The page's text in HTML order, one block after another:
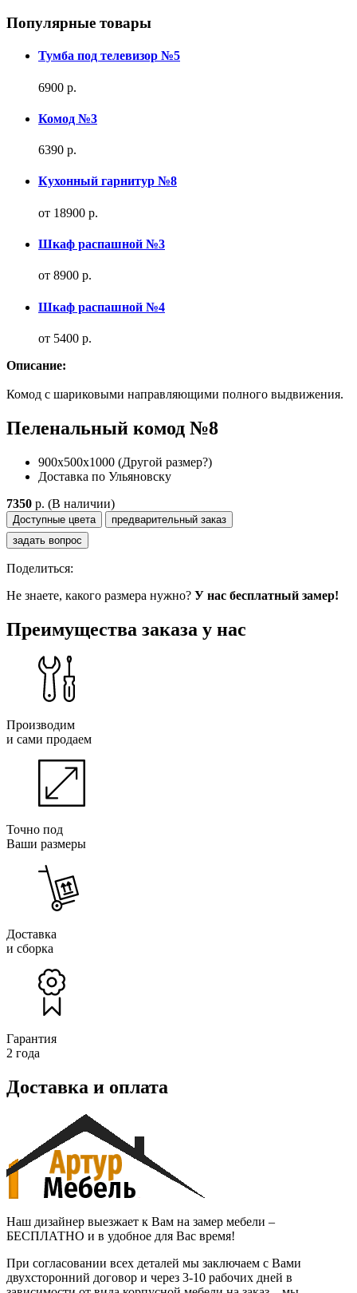
Популярные товары
Тумба под телевизор №5
6900 р.
Комод №3
6390 р.
Кухонный гарнитур №8
от 18900 р.
Шкаф распашной №3
от 8900 р.
Шкаф распашной №4
от 5400 р.
Описание:
Комод с шариковыми направляющими полного выдвижения.
Пеленальный комод №8
900х500х1000 (Другой размер?)
Доставка по Ульяновску
7350 p. (В наличии)
Доступные цвета
предварительный заказ
задать вопрос
Поделиться:
Не знаете, какого размера нужно? У нас бесплатный замер!
Преимущества заказа у нас
Производим
и сами продаем
Точно под
Ваши размеры
Доставка
и сборка
Гарантия
2 года
Доставка и оплата
Наш дизайнер выезжает к Вам на замер мебели –
БЕСПЛАТНО и в удобное для Вас время!
При согласовании всех деталей мы заключаем с Вами
двухсторонний договор и через 3-10 рабочих дней в